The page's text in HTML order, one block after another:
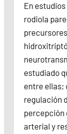
En
rodiola
estudiado
entre ellas;
regulación
percepción
arterial y